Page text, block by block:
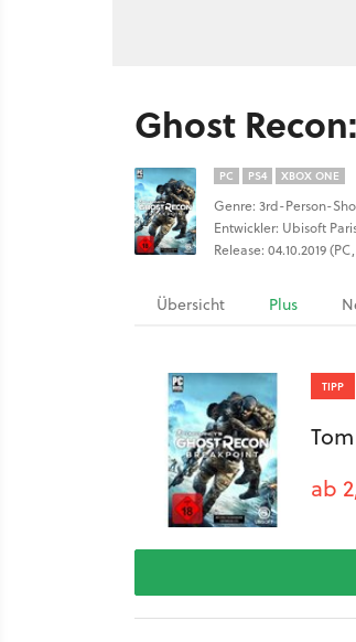
Ghost
PC PS4 XBOX ONE
Genre: 3rd-Person-
Entwickler: Ubisoft
Release: 04.10.2019
Übersicht Plus
TIPP
ab